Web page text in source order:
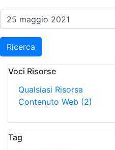
Ricerca
Voci Risorse
Qualsiasi Risorsa
Contenuto Web (2)
Tag